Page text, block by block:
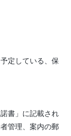
定している、保
書」に記載され
管理、案内の郵